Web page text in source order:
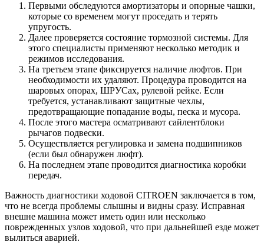
Первыми обследуются амортизаторы и опорные чашки,
которые со временем могут проседать и терять
упругость.
Далее проверяется состояние тормозной системы. Для
этого специалисты применяют несколько методик и
режимов исследования.
На третьем этапе фиксируется наличие люфтов. При
необходимости их удаляют. Процедура проводится на
шаровых опорах, ШРУСах, рулевой рейке. Если
требуется, устанавливают защитные чехлы,
предотвращающие попадание воды, песка и мусора.
После этого мастера осматривают сайлентблоки
рычагов подвески.
Осуществляется регулировка и замена подшипников
(если был обнаружен люфт).
На последнем этапе проводится диагностика коробки
передач.
Важность диагностики ходовой CITROEN заключается в том,
что не всегда проблемы слышны и видны сразу. Исправная
внешне машина может иметь один или несколько
поврежденных узлов ходовой, что при дальнейшей езде может
вылиться аварией.